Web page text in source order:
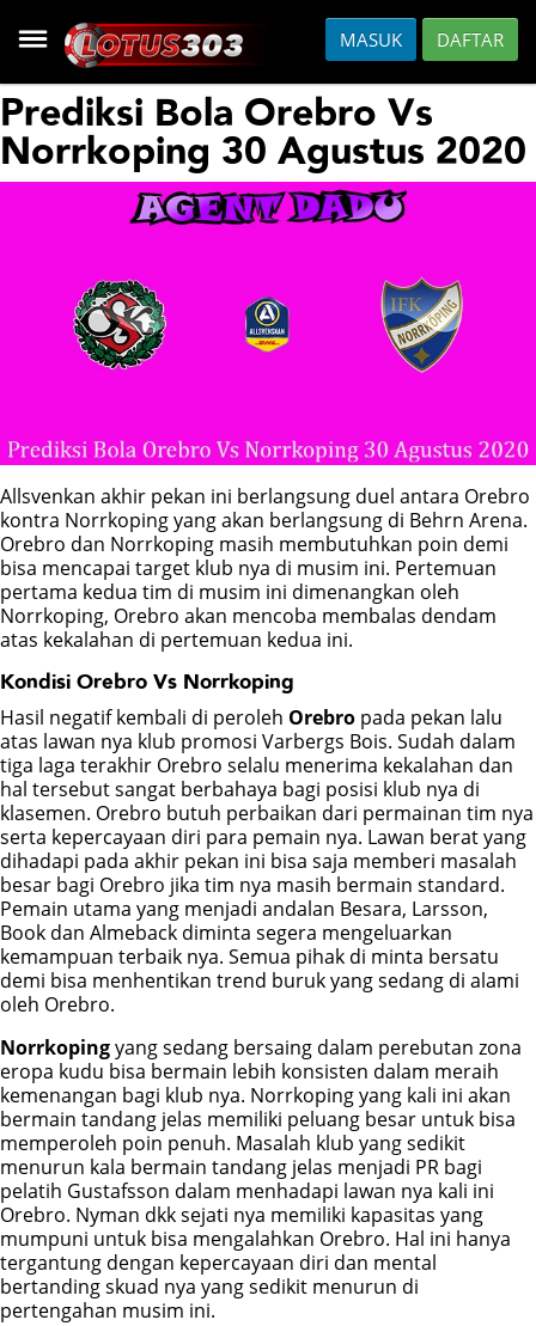
HOME
DAFTAR
HOT GAMES
SLOT
CASINO
FISH
SPORTS
POKER
BONUS
LIVE CHAT
MASUK DAFTAR
Prediksi Bola Orebro Vs
Norrkoping 30 Agustus 2020
Allsvenkan akhir pekan ini berlangsung duel antara Orebro
kontra Norrkoping yang akan berlangsung di Behrn Arena.
Orebro dan Norrkoping masih membutuhkan poin demi
bisa mencapai target klub nya di musim ini. Pertemuan
pertama kedua tim di musim ini dimenangkan oleh
Norrkoping, Orebro akan mencoba membalas dendam
atas kekalahan di pertemuan kedua ini.
Kondisi Orebro Vs Norrkoping
Hasil negatif kembali di peroleh Orebro pada pekan lalu
atas lawan nya klub promosi Varbergs Bois. Sudah dalam
tiga laga terakhir Orebro selalu menerima kekalahan dan
hal tersebut sangat berbahaya bagi posisi klub nya di
klasemen. Orebro butuh perbaikan dari permainan tim nya
serta kepercayaan diri para pemain nya. Lawan berat yang
dihadapi pada akhir pekan ini bisa saja memberi masalah
besar bagi Orebro jika tim nya masih bermain standard.
Pemain utama yang menjadi andalan Besara, Larsson,
Book dan Almeback diminta segera mengeluarkan
kemampuan terbaik nya. Semua pihak di minta bersatu
demi bisa menhentikan trend buruk yang sedang di alami
oleh Orebro.
Norrkopingyang sedang bersaing dalam perebutan zona
eropa kudu bisa bermain lebih konsisten dalam meraih
kemenangan bagi klub nya. Norrkoping yang kali ini akan
bermain tandang jelas memiliki peluang besar untuk bisa
memperoleh poin penuh. Masalah klub yang sedikit
menurun kala bermain tandang jelas menjadi PR bagi
pelatih Gustafsson dalam menhadapi lawan nya kali ini
Orebro. Nyman dkk sejati nya memiliki kapasitas yang
mumpuni untuk bisa mengalahkan Orebro. Hal ini hanya
tergantung dengan kepercayaan diri dan mental
bertanding skuad nya yang sedikit menurun di
pertengahan musim ini.